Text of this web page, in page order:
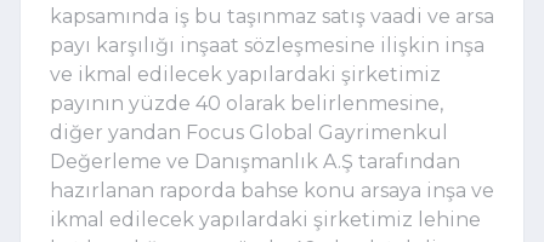
kapsamında iş bu taşınmaz satış vaadi ve arsa
payı karşılığı inşaat sözleşmesine ilişkin inşa
ve ikmal edilecek yapılardaki şirketimiz
payının yüzde 40 olarak belirlenmesine,
diğer yandan Focus Global Gayrimenkul
Değerleme ve Danışmanlık A.Ş tarafından
hazırlanan raporda bahse konu arsaya inşa ve
ikmal edilecek yapılardaki şirketimiz lehine